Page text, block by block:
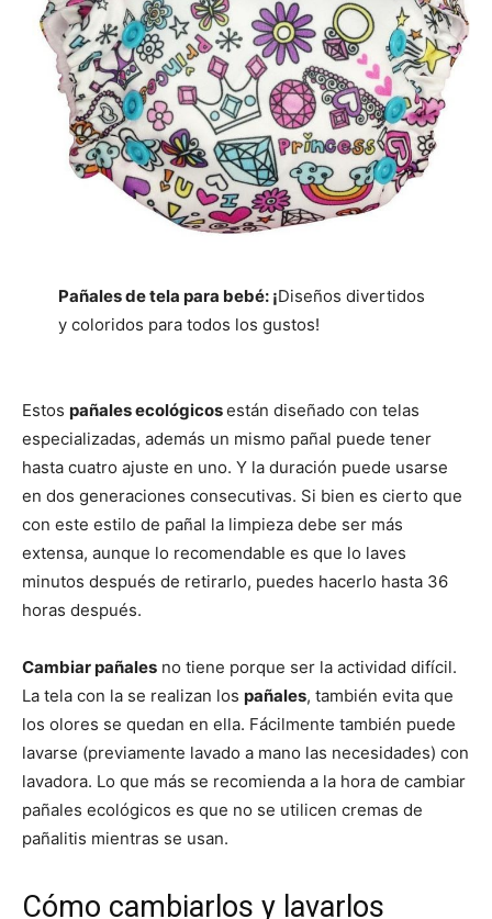
Pañales de tela para bebé: ¡Diseños divertidos
y coloridos para todos los gustos!
Estos pañales ecológicosestán diseñado con telas
especializadas, además un mismo pañal puede tener
hasta cuatro ajuste en uno. Y la duración puede usarse
en dos generaciones consecutivas. Si bien es cierto que
con este estilo de pañal la limpieza debe ser más
extensa, aunque lo recomendable es que lo laves
minutos después de retirarlo, puedes hacerlo hasta 36
horas después.
Cambiar pañales no tiene porque ser la actividad difícil.
La tela con la se realizan los pañales, también evita que
los olores se quedan en ella. Fácilmente también puede
lavarse (previamente lavado a mano las necesidades) con
lavadora. Lo que más se recomienda a la hora de cambiar
pañales ecológicos es que no se utilicen cremas de
pañalitis mientras se usan.
Cómo cambiarlos y lavarlos